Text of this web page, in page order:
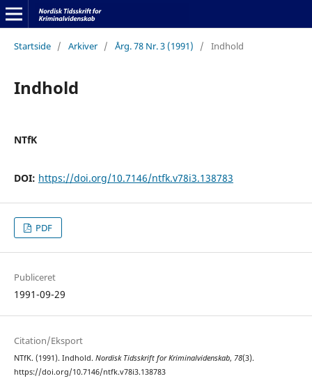
Startside / Arkiver / Årg. 78 Nr. 3 (1991) / Indhold
Indhold
NTfK
DOI: https://doi.org/10.7146/ntfk.v78i3.138783
PDF
Publiceret
1991-09-29
Citation/Eksport
NTfK. (1991). Indhold. Nordisk Tidsskrift for Kriminalvidenskab, 78(3).
https://doi.org/10.7146/ntfk.v78i3.138783